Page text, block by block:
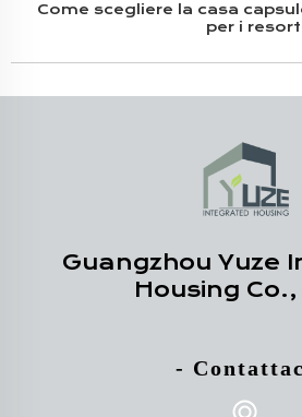
Come scegliere la casa
per i
Guangzhou Yuze
Housing
-